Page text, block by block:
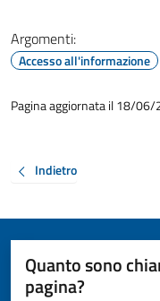
Argomenti:
Accesso all'informazione
Pagina aggiornata il 18/
Indietro
Quanto sono
pagina?